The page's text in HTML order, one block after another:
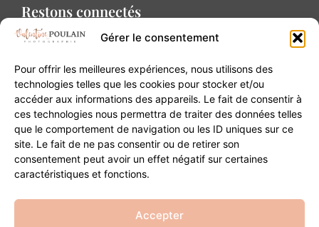
Gérer le consentement
Pour offrir les meilleures expériences, nous utilisons des
technologies telles que les cookies pour stocker et/ou
accéder aux informations des appareils. Le fait de consentir à
ces technologies nous permettra de traiter des données telles
que le comportement de navigation ou les ID uniques sur ce
site. Le fait de ne pas consentir ou de retirer son
consentement peut avoir un effet négatif sur certaines
caractéristiques et fonctions.
Accepter
Restons connectés
Contact
20B Grand Rue 68180 Horbourg-Wihr
06 84 93 03 01
contact@valentinepoulain.com